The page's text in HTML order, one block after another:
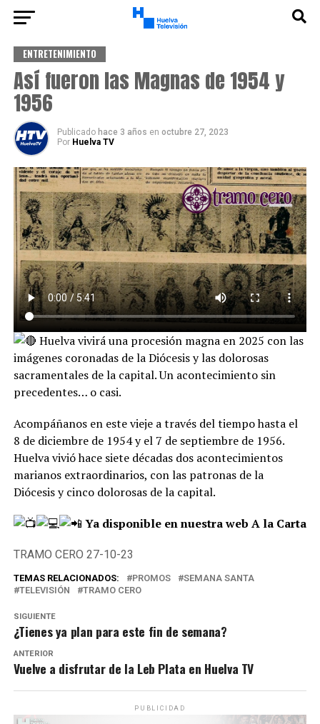
ENTRETENIMIENTO
Así fueron las Magnas de 1954 y
1956
Publicado hace 3 años en octubre 27, 2023
Por Huelva TV
Huelva vivirá una procesión magna en 2025 con las
imágenes coronadas de la Diócesis y las dolorosas
sacramentales de la capital. Un acontecimiento sin
precedentes… o casi.
Acompáñanos en este vieje a través del tiempo hasta el
8 de diciembre de 1954 y el 7 de septiembre de 1956.
Huelva vivió hace siete décadas dos acontecimientos
marianos extraordinarios, con las patronas de la
Diócesis y cinco dolorosas de la capital.
Ya disponible en nuestra web A la Carta
TRAMO CERO 27-10-23
TEMAS RELACIONADOS: PROMOS
SEMANA SANTA
TELEVISIÓN
TRAMO CERO
SIGUIENTE
¿Tienes ya plan para este fin de semana?
ANTERIOR
Vuelve a disfrutar de la Leb Plata en Huelva TV
PUBLICIDAD